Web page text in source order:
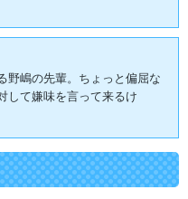
野嶋の先輩。ちょっと偏屈な
して嫌味を言って来るけ